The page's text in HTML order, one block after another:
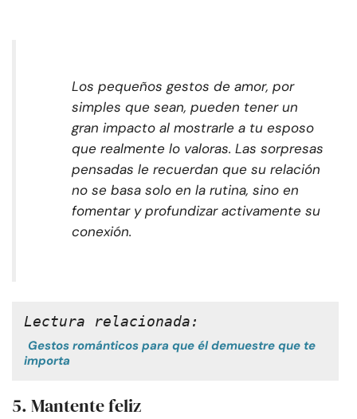
Los pequeños gestos de amor, por
simples que sean, pueden tener un
gran impacto al mostrarle a tu esposo
que realmente lo valoras. Las sorpresas
pensadas le recuerdan que su relación
no se basa solo en la rutina, sino en
fomentar y profundizar activamente su
conexión.
Lectura relacionada:
Gestos románticos para que él demuestre que te
importa
5. Mantente feliz